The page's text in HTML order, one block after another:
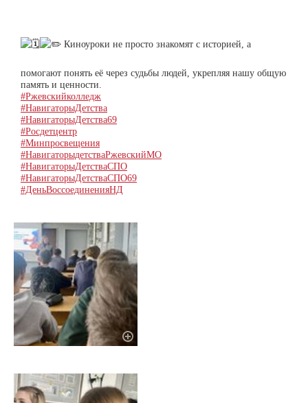
Киноуроки не просто знакомят с историей, а
помогают понять её через судьбы людей, укрепляя нашу общую
память и ценности.
#Ржевскийколледж
#НавигаторыДетства
#НавигаторыДетства69
#Росдетцентр
#Минпросвещения
#НавигаторыдетстваРжевскийМО
#НавигаторыДетстваСПО
#НавигаторыДетстваСПО69
#ДеньВоссоединенияНД